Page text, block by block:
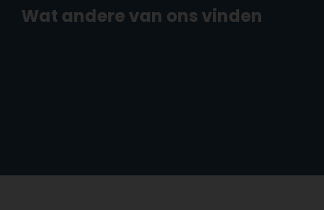
Wat andere van ons vinden